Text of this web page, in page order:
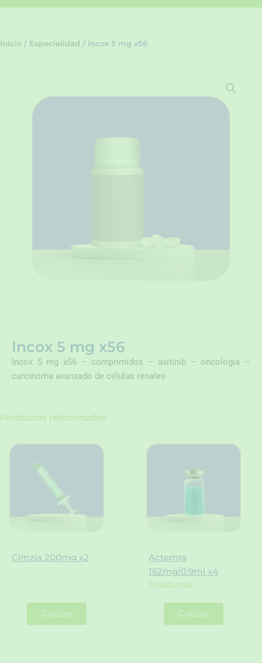
Inicio / Especialidad / Incox 5 mg x56
Incox 5 mg x56
Incox 5 mg x56 – comprimidos – axitinib – oncología –
carcinoma avanzado de células renales
Productos relacionados
Cimzia 200mg x2
Cotizar
Actemra
162mg/0.9ml x4
Tocilizumab
Cotizar